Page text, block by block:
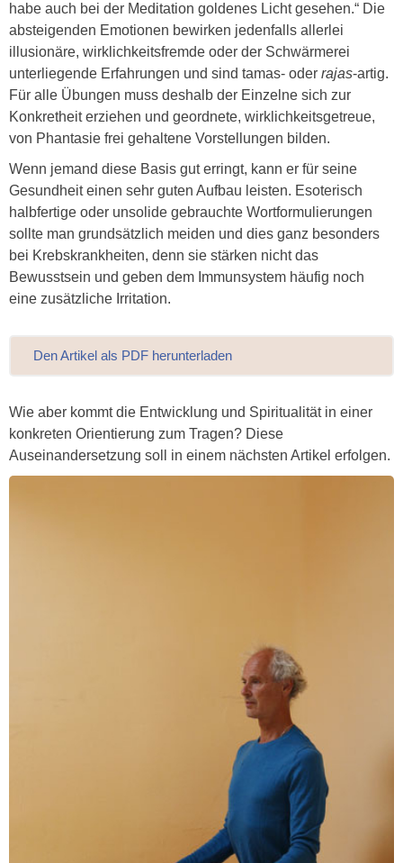
habe auch bei der Meditation goldenes Licht gesehen.“ Die
absteigenden Emotionen bewirken jedenfalls allerlei
illusionäre, wirklichkeitsfremde oder der Schwärmerei
unterliegende Erfahrungen und sind tamas- oder rajas-artig.
Für alle Übungen muss deshalb der Einzelne sich zur
Konkretheit erziehen und geordnete, wirklichkeitsgetreue,
von Phantasie frei gehaltene Vorstellungen bilden.
Wenn jemand diese Basis gut erringt, kann er für seine
Gesundheit einen sehr guten Aufbau leisten. Esoterisch
halbfertige oder unsolide gebrauchte Wortformulierungen
sollte man grundsätzlich meiden und dies ganz besonders
bei Krebskrankheiten, denn sie stärken nicht das
Bewusstsein und geben dem Immunsystem häufig noch
eine zusätzliche Irritation.
Den Artikel als PDF herunterladen
Wie aber kommt die Entwicklung und Spiritualität in einer
konkreten Orientierung zum Tragen? Diese
Auseinandersetzung soll in einem nächsten Artikel erfolgen.